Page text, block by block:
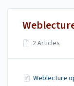
2 Articles
Weblecture